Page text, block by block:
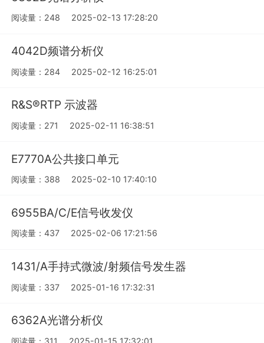
阅读量：248 2025-02-13 17:28:20
4042D频谱分析仪
阅读量：284 2025-02-12 16:25:01
R&S®RTP 示波器
阅读量：271 2025-02-11 16:38:51
E7770A公共接口单元
阅读量：388 2025-02-10 17:40:10
6955BA/C/E信号收发仪
阅读量：437 2025-02-06 17:21:56
1431/A手持式微波/射频信号发生器
阅读量：337 2025-01-16 17:32:31
6362A光谱分析仪
阅读量：311 2025-01-15 17:32:01